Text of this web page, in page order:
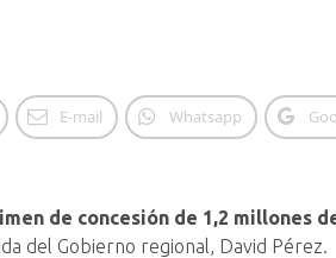
E-mail Whatsapp
de concesión de 1,2 millones
del Gobierno regional, David Pérez.